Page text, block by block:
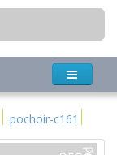
pochoir-c161